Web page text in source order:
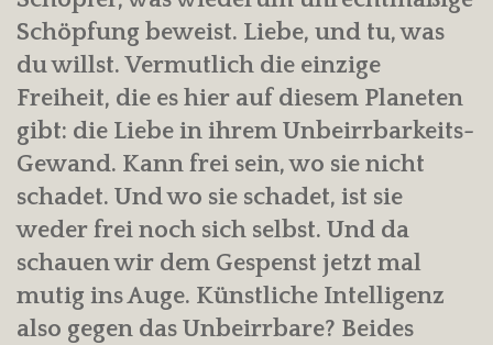
Schöpfung beweist. Liebe, und tu, was
du willst. Vermutlich die einzige
Freiheit, die es hier auf diesem Planeten
gibt: die Liebe in ihrem Unbeirrbarkeits-
Gewand. Kann frei sein, wo sie nicht
schadet. Und wo sie schadet, ist sie
weder frei noch sich selbst. Und da
schauen wir dem Gespenst jetzt mal
mutig ins Auge. Künstliche Intelligenz
also gegen das Unbeirrbare? Beides